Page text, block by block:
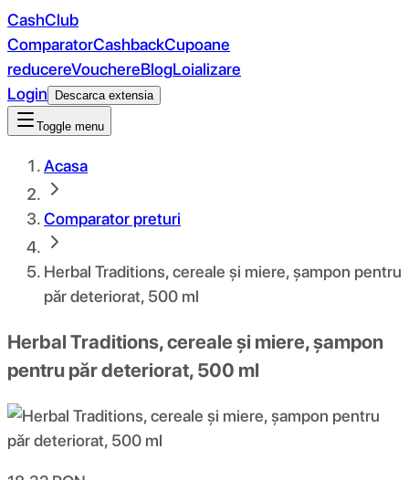
CashClub
ComparatorCashbackCupoane
reducereVouchereBlogLoializare
Login
Descarca extensia
Toggle menu
Acasa
Comparator preturi
Herbal Traditions, cereale și miere, șampon pentru
păr deteriorat, 500 ml
Herbal Traditions, cereale și miere, șampon
pentru păr deteriorat, 500 ml